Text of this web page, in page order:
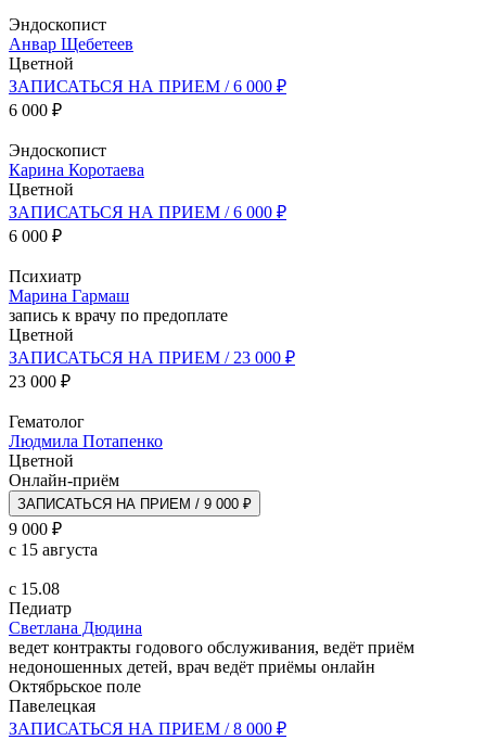
Эндоскопист
Анвар Щебетеев
Цветной
ЗАПИСАТЬСЯ НА ПРИЕМ / 6 000 ₽
6 000 ₽
Эндоскопист
Карина Коротаева
Цветной
ЗАПИСАТЬСЯ НА ПРИЕМ / 6 000 ₽
6 000 ₽
Психиатр
Марина Гармаш
запись к врачу по предоплате
Цветной
ЗАПИСАТЬСЯ НА ПРИЕМ / 23 000 ₽
23 000 ₽
Гематолог
Людмила Потапенко
Цветной
Онлайн-приём
ЗАПИСАТЬСЯ НА ПРИЕМ / 9 000 ₽
9 000 ₽
с 15 августа
с 15.08
Педиатр
Светлана Дюдина
ведет контракты годового обслуживания, ведёт приём
недоношенных детей, врач ведёт приёмы онлайн
Октябрьское поле
Павелецкая
ЗАПИСАТЬСЯ НА ПРИЕМ / 8 000 ₽